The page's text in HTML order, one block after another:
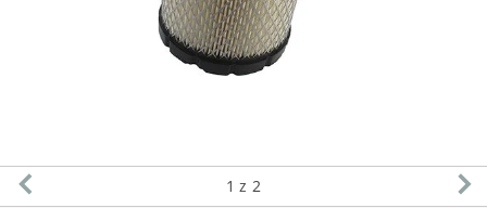
1 z 2